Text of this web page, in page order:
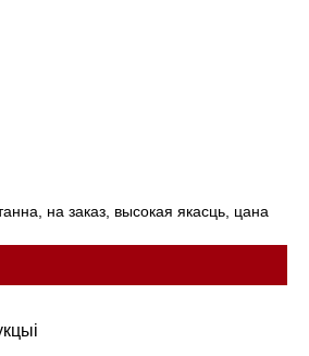
на заказ, высокая якасць, цана